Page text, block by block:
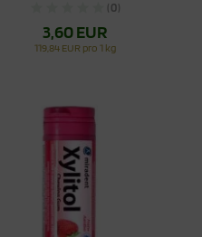
(0)
3,60 EUR
119,84 EUR pro 1 kg